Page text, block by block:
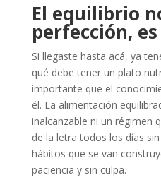
El equilibrio
perfección,
Si llegaste hasta acá, ya
qué debe tener un plato
importante que el
él. La alimentación
inalcanzable ni un régimen
de la letra todos los días
hábitos que se van
paciencia y sin culpa.